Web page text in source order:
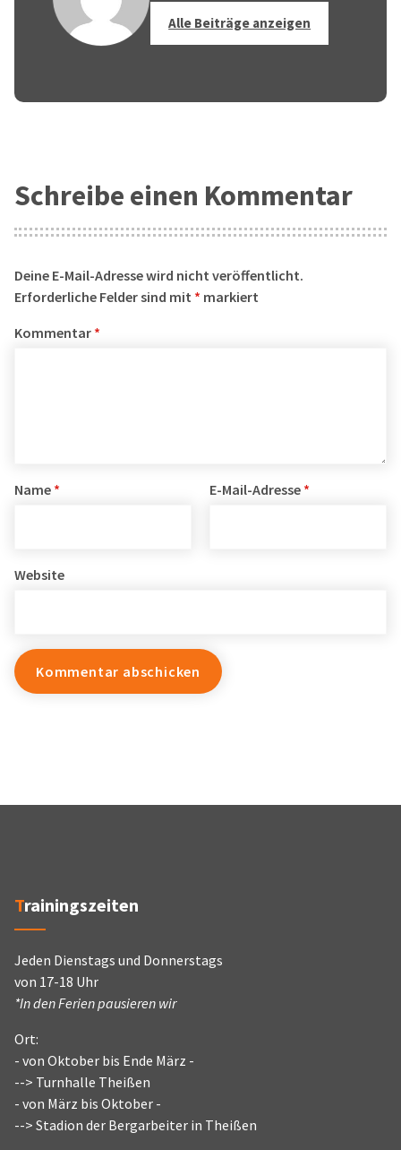
Alle Beiträge anzeigen
Schreibe einen Kommentar
Deine E-Mail-Adresse wird nicht veröffentlicht.
Erforderliche Felder sind mit * markiert
Kommentar *
Name * E-Mail-Adresse *
Website
Trainingszeiten
Jeden Dienstags und Donnerstags
von 17-18 Uhr
*In den Ferien pausieren wir
Ort:
- von Oktober bis Ende März -
--> Turnhalle Theißen
- von März bis Oktober -
--> Stadion der Bergarbeiter in Theißen